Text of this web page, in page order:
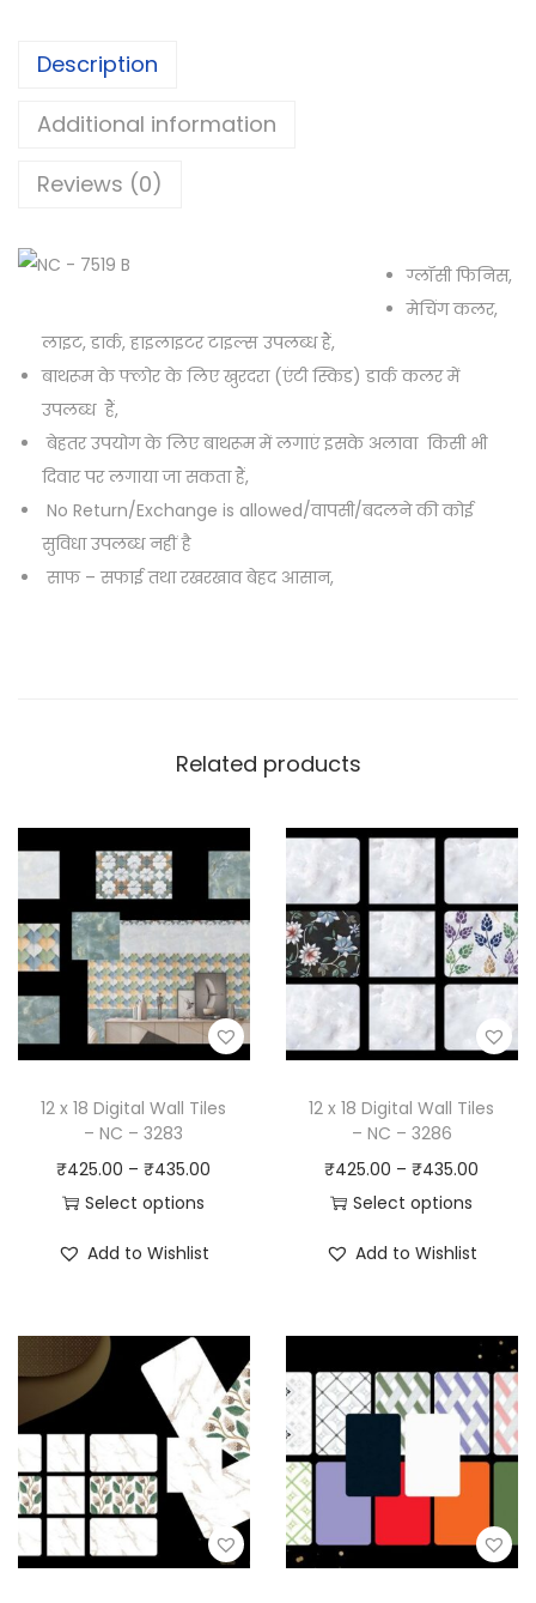
Description
Additional information
Reviews (0)
ग्लॉसी फिनिस,
मेचिंग कलर,
लाइट, डार्क, हाइलाइटर टाइल्स उपलब्ध हैं,
बाथरूम के फ्लोर के लिए खुरदरा (एंटी स्किड) डार्क कलर में
उपलब्ध हैं,
बेहतर उपयोग के लिए बाथरूम में लगाएं इसके अलावा किसी भी
दिवार पर लगाया जा सकता हैं,
No Return/Exchange is allowed/वापसी/बदलने की कोई
सुविधा उपलब्ध नहीं है
साफ – सफाई तथा रखरखाव बेहद आसान,
Related products
12 x 18 Digital Wall Tiles
– NC – 3283
₹425.00 – ₹435.00
Select options
Add to Wishlist
12 x 18 Digital Wall Tiles
– NC – 3286
₹425.00 – ₹435.00
Select options
Add to Wishlist